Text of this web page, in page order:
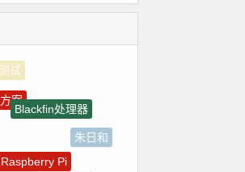
案
Blackfin处理器
朱日和
电气光伏